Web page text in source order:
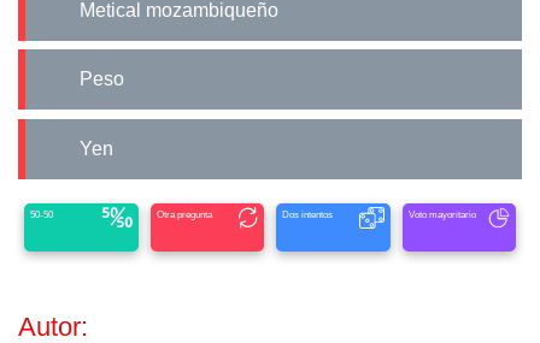
Metical mozambiqueño
Peso
Yen
50-50 Otra pregunta Dos intentos Voto mayoritario
Autor: